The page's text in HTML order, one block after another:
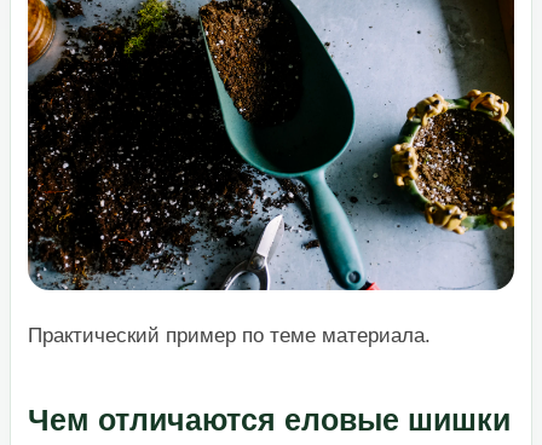
Практический пример по теме материала.
Чем отличаются еловые шишки